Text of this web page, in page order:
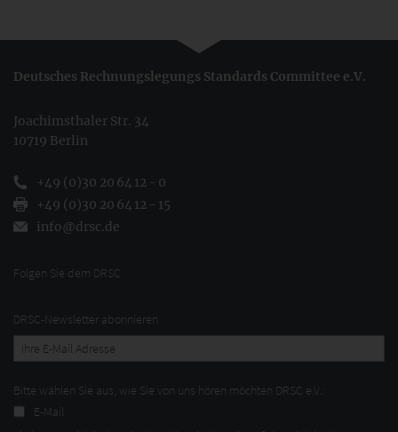
Deutsches Rechnungslegungs Standards Committee e.V.
Joachimsthaler Str. 34
10719 Berlin
+49 (0)30 20 64 12 - 0
+49 (0)30 20 64 12 - 15
info@drsc.de
Folgen Sie dem DRSC
DRSC-Newsletter abonnieren
Bitte wählen Sie aus, wie Sie von uns hören möchten DRSC e.V.:
E-Mail